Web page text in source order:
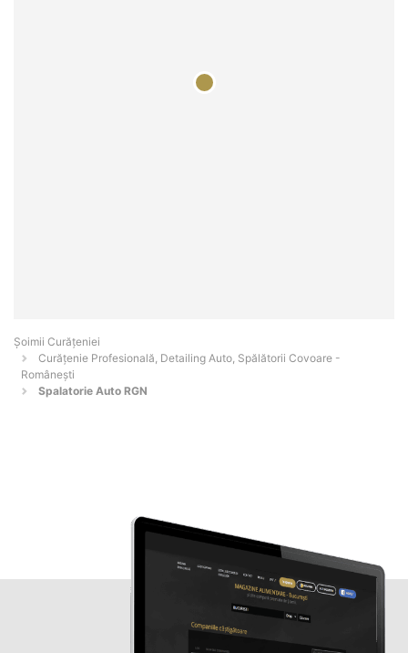
Șoimii Curățeniei
Curățenie Profesională, Detailing Auto, Spălătorii Covoare -
Româneşti
Spalatorie Auto RGN